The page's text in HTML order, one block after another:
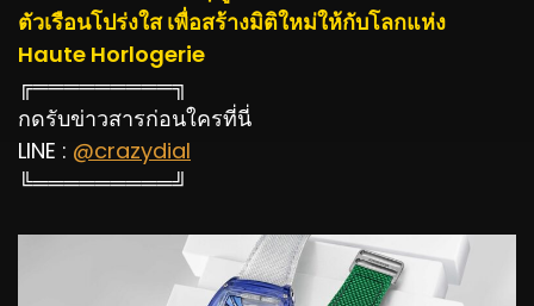
ตัวเรือนโปร่งใส เพื่อสร้างมิติใหม่ให้กับโลกแห่ง
Haute Horlogerie
╔═════════╗
กดรับข่าวสารก่อนใครที่นี่
LINE : @crazydial
╚═════════╝